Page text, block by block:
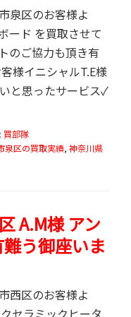
泉区のお客様よ
ード を買取させて
のご協力も頂き有
様イニシャルT.E様
と思ったサービス✓
買部隊
泉区の買取実績, 神奈川県
A.M様 アン
う御座いま
西区のお客様よ
セラミックヒータ